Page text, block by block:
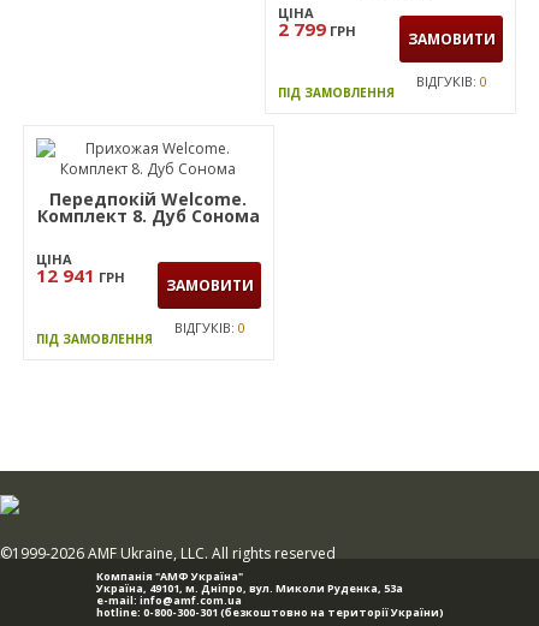
ЦІНА
2 799 ГРН ЗАМОВИТИ
ПІД ЗАМОВЛЕННЯ
ВІДГУКІВ:0
Передпокій Welcome.
Комплект 8. Дуб Сонома
ЦІНА
12 941 ГРН ЗАМОВИТИ
ПІД ЗАМОВЛЕННЯ
ВІДГУКІВ:0
Компанія "АМФ Україна"
Україна, 49101, м. Дніпро, вул. Миколи Руденка, 53а
e-mail: info@amf.com.ua
hotline: 0-800-300-301 (безкоштовно на території України)
©1999-2026 AMF Ukraine, LLC. All rights reserved